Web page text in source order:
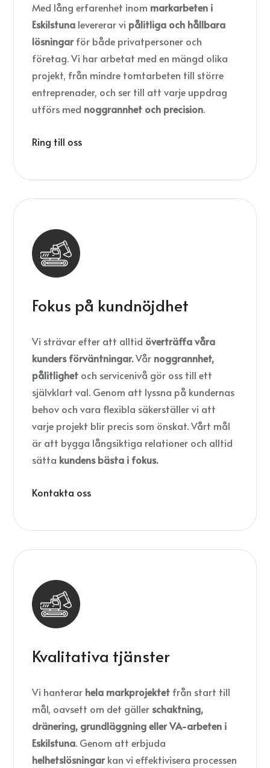
Med lång erfarenhet inom markarbeten i
Eskilstuna levererar vi pålitliga och hållbara
lösningarför både privatpersoner och
företag. Vi har arbetat med en mängd olika
projekt, från mindre tomtarbeten till större
entreprenader, och ser till att varje uppdrag
utförs med noggrannhet och precision.
Ring till oss
Fokus på kundnöjdhet
Vi strävar efter att alltid överträffa våra
kunders förväntningar.Vår noggrannhet,
pålitlighet och servicenivå gör oss till ett
självklart val. Genom att lyssna på kundernas
behov och vara flexibla säkerställer vi att
varje projekt blir precis som önskat. Vårt mål
är att bygga långsiktiga relationer och alltid
sätta kundens bästa i fokus.
Kontakta oss
Kvalitativa tjänster
Vi hanterar hela markprojektet från start till
mål, oavsett om det gäller schaktning,
dränering, grundläggning eller VA-arbeten i
Eskilstuna. Genom att erbjuda
helhetslösningarkan vi effektivisera processen